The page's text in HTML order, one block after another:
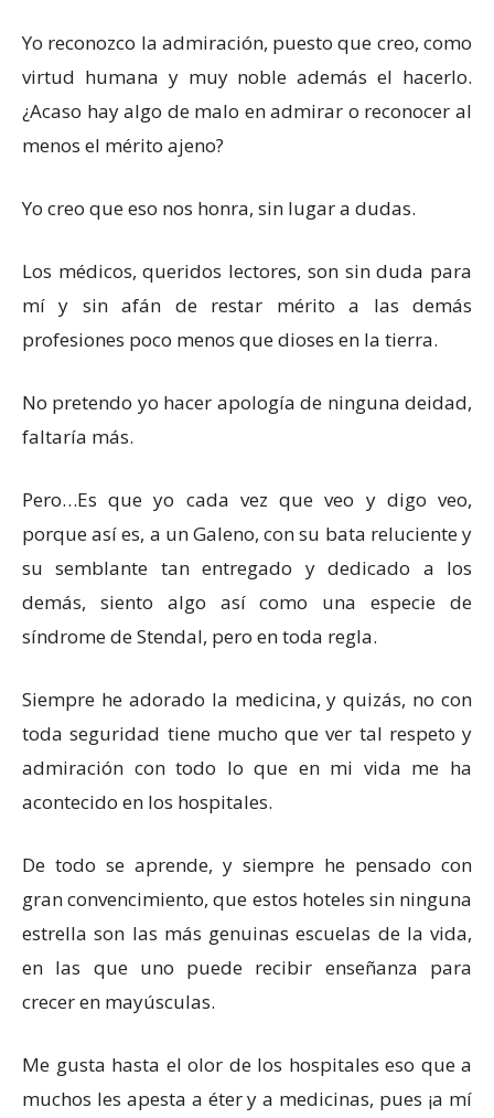
Yo reconozco la admiración, puesto que creo, como
virtud humana y muy noble además el hacerlo.
¿Acaso hay algo de malo en admirar o reconocer al
menos el mérito ajeno?
Yo creo que eso nos honra, sin lugar a dudas.
Los médicos, queridos lectores, son sin duda para
mí y sin afán de restar mérito a las demás
profesiones poco menos que dioses en la tierra.
No pretendo yo hacer apología de ninguna deidad,
faltaría más.
Pero…Es que yo cada vez que veo y digo veo,
porque así es, a un Galeno, con su bata reluciente y
su semblante tan entregado y dedicado a los
demás, siento algo así como una especie de
síndrome de Stendal, pero en toda regla.
Siempre he adorado la medicina, y quizás, no con
toda seguridad tiene mucho que ver tal respeto y
admiración con todo lo que en mi vida me ha
acontecido en los hospitales.
De todo se aprende, y siempre he pensado con
gran convencimiento, que estos hoteles sin ninguna
estrella son las más genuinas escuelas de la vida,
en las que uno puede recibir enseñanza para
crecer en mayúsculas.
Me gusta hasta el olor de los hospitales eso que a
muchos les apesta a éter y a medicinas, pues ¡a mí